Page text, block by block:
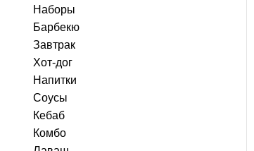
Наборы
Барбекю
Завтрак
Хот-дог
Напитки
Соусы
Кебаб
Комбо